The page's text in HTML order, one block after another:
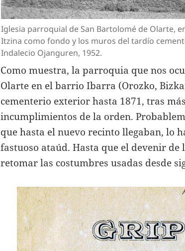
Iglesia parroquial de San Bartolomé de Olarte,
Itzina como fondo y los muros del tardío
Indalecio Ojanguren, 1952.
Como muestra, la parroquia que nos
Olarte en el barrio Ibarra (Orozko,
cementerio exterior hasta 1871, tras
incumplimientos de la orden.
que hasta el nuevo recinto llegaban, lo
fastuoso ataúd. Hasta que el devenir de
retomar las costumbres usadas desde